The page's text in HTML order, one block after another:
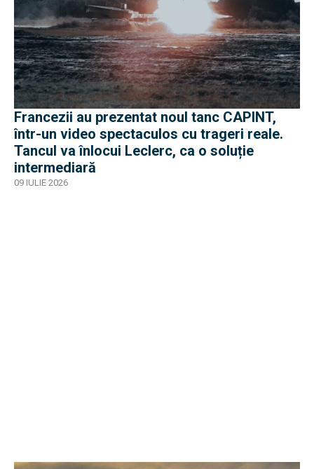
Francezii au prezentat noul tanc CAPINT,
într-un video spectaculos cu trageri reale.
Tancul va înlocui Leclerc, ca o soluție
intermediară
09 IULIE 2026